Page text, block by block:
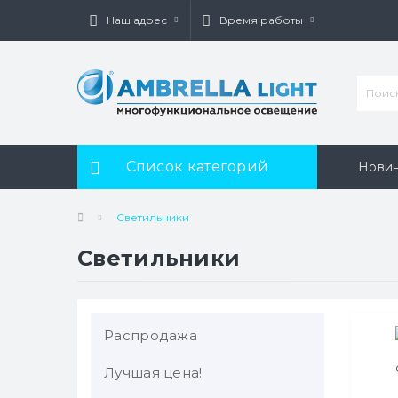
Наш адрес Время работы
Список категорий
Светильники
Светильники
Распродажа
Лучшая цена!